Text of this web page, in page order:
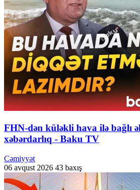
FHN-dən küləkli hava ilə bağlı
xəbərdarlıq - Baku TV
Cəmiyyət
06 avqust 2026 43 baxış